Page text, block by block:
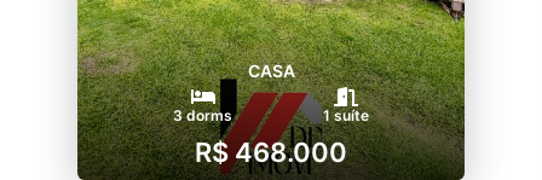
CASA
3 dorms 1 suíte
R$ 468.000